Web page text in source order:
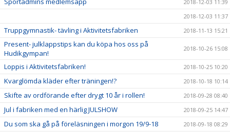
2018-12-03 11:39
2018-12-03 11:37
Truppgymnastik- tävling i Aktivitetsfabriken 2018-11-13 15:21
Present- julklappstips kan du köpa hos oss på
Hudikgympan!
2018-10-26 15:08
Loppis i Aktivitetsfabriken! 2018-10-25 10:20
Kvarglömda kläder efter träningen!? 2018-10-18 10:14
Skifte av ordförande efter drygt 10 år i rollen! 2018-09-28 08:40
Jul i fabriken med en härlig JULSHOW 2018-09-25 14:47
Du som ska gå på föreläsningen i morgon 19/9-18 2018-09-18 08:29